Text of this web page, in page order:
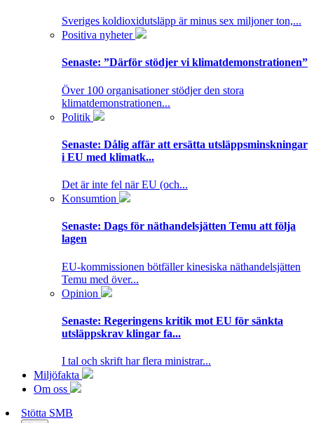
Sveriges koldioxidutsläpp är minus sex miljoner ton,...
Positiva nyheter
Senaste: ”Därför stödjer vi klimatdemonstrationen”
Över 100 organisationer stödjer den stora
klimatdemonstrationen...
Politik
Senaste: Dålig affär att ersätta utsläppsminskningar
i EU med klimatk...
Det är inte fel när EU (och...
Konsumtion
Senaste: Dags för näthandelsjätten Temu att följa
lagen
EU-kommissionen bötfäller kinesiska näthandelsjätten
Temu med över...
Opinion
Senaste: Regeringens kritik mot EU för sänkta
utsläppskrav klingar fa...
I tal och skrift har flera ministrar...
Miljöfakta
Om oss
Stötta SMB